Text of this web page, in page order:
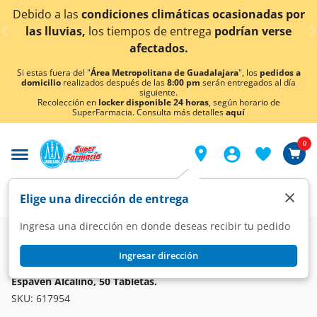
< div class="carousel-inner">
ocasionadas por
podrían verse
¡Ahora también en
conocer
Si estas fuera del "Área Metropolitana de Guadalajara", los pedidos a
domicilio realizados después de las8:00 pm serán entregados al día
siguiente.
Recolección en locker disponible 24 horas, según horario de
SuperFarmacia. Consulta más detallesaquí
Elige una dirección de entrega
Ingresa una dirección en donde deseas recibir tu pedido
Ingresar dirección
×
0
Farmacia Medicina
Digestivo
Antiácidos y Antigástricos
ESPAVEN
Espavén Alcalino, 50 Tabletas.
SKU: 617954